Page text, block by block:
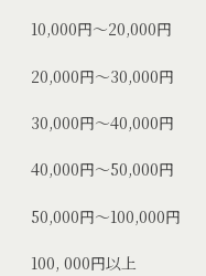
10,000円～20,000円
20,000円～30,000円
30,000円～40,000円
40,000円～50,000円
50,000円～100,000円
100, 000円以上